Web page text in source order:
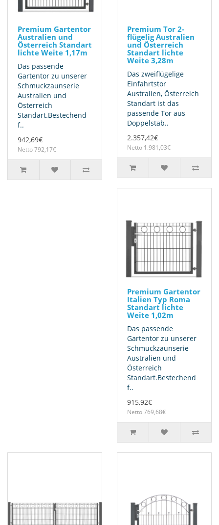
Premium Gartentor
Australien und
Österreich Standart
lichte Weite 1,17m
Das passende
Gartentor zu unserer
Schmuckzaunserie
Australien und
Österreich
Standart.Bestechend
f..
942,69€
Netto 792,17€
Premium Tor 2-
flügelig Australien
und Österreich
Standart lichte
Weite 3,28m
Das zweiflügelige
Einfahrtstor
Australien, Österreich
Standart ist das
passende Tor aus
Doppelstab..
2.357,42€
Netto 1.981,03€
Premium Gartentor
Italien Typ Roma
Standart lichte
Weite 1,02m
Das passende
Gartentor zu unserer
Schmuckzaunserie
Australien und
Österreich
Standart.Bestechend
f..
915,92€
Netto 769,68€